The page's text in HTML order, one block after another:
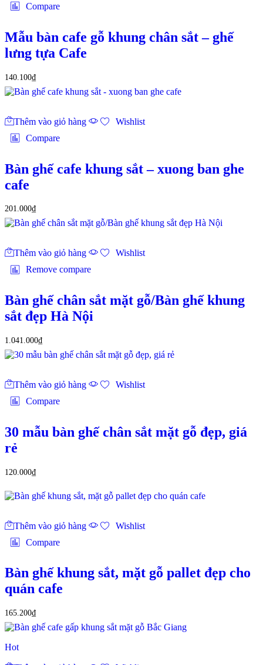
Compare
Mẫu bàn cafe gỗ khung chân sắt – ghế
lưng tựa Cafe
140.100₫
Thêm vào giỏ hàng
Wishlist
Compare
Bàn ghế cafe khung sắt – xuong ban ghe
cafe
201.000₫
Thêm vào giỏ hàng
Wishlist
Remove compare
Bàn ghế chân sắt mặt gỗ/Bàn ghế khung
sắt đẹp Hà Nội
1.041.000₫
Thêm vào giỏ hàng
Wishlist
Compare
30 mẫu bàn ghế chân sắt mặt gỗ đẹp, giá
rẻ
120.000₫
Thêm vào giỏ hàng
Wishlist
Compare
Bàn ghế khung sắt, mặt gỗ pallet đẹp cho
quán cafe
165.200₫
Hot